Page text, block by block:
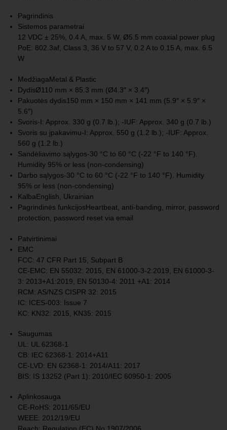
Pagrindinis
Sistemos parametrai
12 VDC ± 25%, 0.4 A, max. 5 W, Ø5.5 mm coaxial power plug
PoE: 802.3af, Class 3, 36 V to 57 V, 0.2 A to 0.15 A, max. 6.5
W
MedžiagaMetal & Plastic
DydisØ110 mm × 85.3 mm (Ø4.3″ × 3.4″)
Pakuotės dydis150 mm × 150 mm × 141 mm (5.9″ × 5.9″ ×
5.6″)
Svoris-I: Approx. 330 g (0.7 lb.); -IUF: Approx. 340 g (0.7 lb.)
Svoris su įpakavimu-I: Approx. 550 g (1.2 lb.); -IUF: Approx.
560 g (1.2 lb.)
Sandėliavimo sąlygos-30 °C to 60 °C (-22 °F to 140 °F).
Humidity 95% or less (non-condensing)
Darbo sąlygos-30 °C to 60 °C (-22 °F to 140 °F). Humidity
95% or less (non-condensing)
KalbaEnglish, Ukrainian
Pagrindinės funkcijosHeartbeat, anti-banding, mirror, password
protection, password reset via email
Patvirtinimai
EMC
FCC: 47 CFR Part 15, Subpart B
CE-EMC: EN 55032: 2015, EN 61000-3-2:2019, EN 61000-3-
3: 2013+A1:2019, EN 50130-4: 2011 +A1: 2014
RCM: AS/NZS CISPR 32: 2015
IC: ICES-003: Issue 7
KC: KN32: 2015, KN35: 2015
Saugumas
UL: UL 62368-1
CB: IEC 62368-1: 2014+A11
CE-LVD: EN 62368-1: 2014/A11: 2017
BIS: IS 13252 (Part 1): 2010/IEC 60950-1: 2005
Aplinkosauga
CE-RoHS: 2011/65/EU
WEEE: 2012/19/EU